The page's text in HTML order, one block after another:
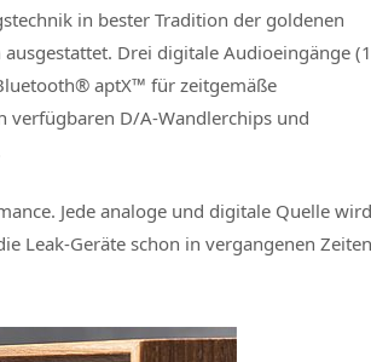
in bester Tradition der goldenen
Drei digitale Audioeingänge (1
aptX™ für zeitgemäße
verfügbaren D/A-Wandlerchips und
Jede analoge und digitale Quelle wird
Leak-Geräte schon in vergangenen Zeiten